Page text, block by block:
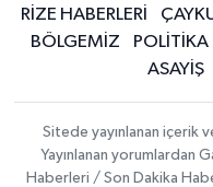
RİZE HABERLERİ
BÖLGEMİZ
POLİTİKA
ASAYİŞ
Sitede yayınlanan içerik
Yayınlanan yorumlardan
Haberleri / Son Dakika